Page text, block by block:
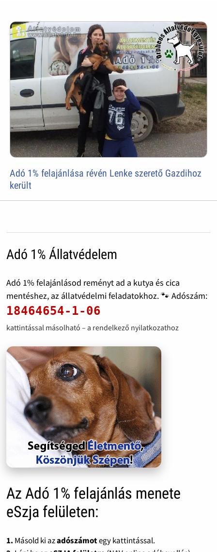
Adó 1% felajánlása révén Lenke szerető Gazdihoz
került
Adó 1% Állatvédelem
Adó 1% felajánlásod reményt ad a kutya és cica
mentéshez, az állatvédelmi feladatokhoz. 🐾 Adószám:
18464654-1-06
kattintással másolható – a rendelkező nyilatkozathoz
Az Adó 1% felajánlás menete
eSzja felületen:
1. Másold ki azadószámotegy kattintással.